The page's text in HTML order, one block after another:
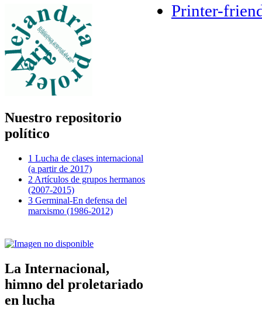
Nuestro repositorio
político
1 Lucha de clases internacional
(a partir de 2017)
2 Artículos de grupos hermanos
(2007-2015)
3 Germinal-En defensa del
marxismo (1986-2012)
La Internacional,
himno del proletariado
en lucha
Printer-